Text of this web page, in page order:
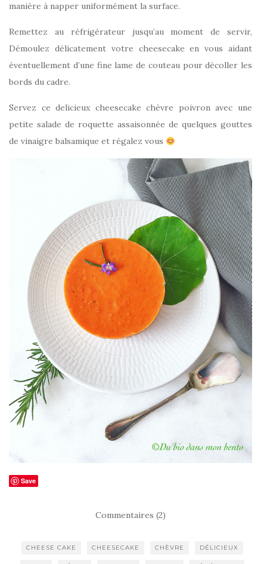
manière à napper uniformément la surface.
Remettez au réfrigérateur jusqu’au moment de servir,
Démoulez délicatement votre cheesecake en vous aidant
éventuellement d’une fine lame de couteau pour décoller les
bords du cadre.
Servez ce delicieux cheesecake chèvre poivron avec une
petite salade de roquette assaisonnée de quelques gouttes
de vinaigre balsamique et régalez vous
Save
Commentaires (2)
CHEESE CAKE CHEESECAKE CHÈVRE DÉLICIEUX